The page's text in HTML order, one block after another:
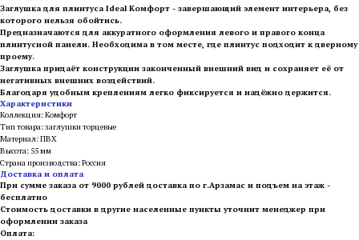
Заглушка для плинтуса Ideal Комфорт - завершающий элемент интерьера, без
которого нельзя обойтись.
Предназначаются для аккуратного оформления левого и правого конца
плинтусной панели. Необходима в том месте, где плинтус подходит к дверному
проему.
Заглушка придаёт конструкции законченный внешний вид и сохраняет её от
негативных внешних воздействий.
Благодаря удобным креплениям легко фиксируется и надёжно держится.
Характеристики
Коллекция: Комфорт
Тип товара: заглушки торцевые
Материал: ПВХ
Высота: 55 мм
Страна производства: Россия
Доставка и оплата
При сумме заказа от 9000 рублей доставка по г.Арзамас и подъем на этаж -
бесплатно
Стоимость доставки в другие населенные пункты уточнит менеджер при
оформлении заказа
Оплата: